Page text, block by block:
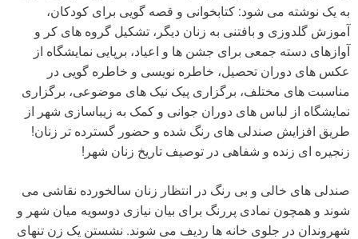
به یک نوشته می شود: کتابخوانی و قصه گویی برای کودکان،
آموزش گلدوزی و بافتنی به زنان دیگر، تشکیل گروه های کر و
آوازهای دسته جمعی برای جشن ها و اعیاد، برپایی نمایشگاه از
عکس های دوران تحصیل، خاطره نویسی و خاطره گویی در
مناسبت های مختلف، برگزاری پیک نیک های موضوعی، برگزاری
نمایشگاه از لباس های دوران جوانی و کمک به زیباسازی شهر از
طریق افزایش صندلی های رنگ شده و حضور گسترده تر زنان!
زنجیره ای زنده و شفاهی در توصیف تاریخ زنان شهر!
صندلی های خالی و بی رنگ در انتظار زنان سالخورده نقاشی می
شوند و همچون نمادی پررنگ برای بیان نیازی دوسویه میان شهر و
شهروندان در جلوی خانه ها ردیف می شوند. نشستن یک زن تنهای